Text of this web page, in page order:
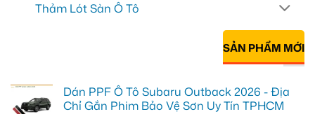
Thảm Lót Sàn Ô Tô
SẢN PHẨM MỚI
Dán PPF Ô Tô Subaru Outback 2026 - Địa
Chỉ Gắn Phim Bảo Vệ Sơn Uy Tín TPHCM